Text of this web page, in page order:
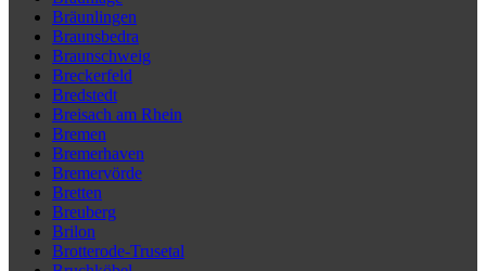
Bräunlingen
Braunsbedra
Braunschweig
Breckerfeld
Bredstedt
Breisach am Rhein
Bremen
Bremerhaven
Bremervörde
Bretten
Breuberg
Brilon
Brotterode-Trusetal